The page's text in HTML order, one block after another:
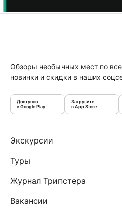
Обзоры необычных мест по
новинки и скидки в наших
Доступно
в Google Play
Загрузите
в App Store
Экскурсии
Туры
Журнал Трипстера
Вакансии